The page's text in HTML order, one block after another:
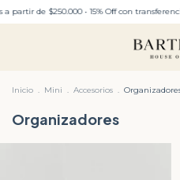
partir de $250.000 • 15% Off con
Inicio . Mini . Accesorios .
Organizadores